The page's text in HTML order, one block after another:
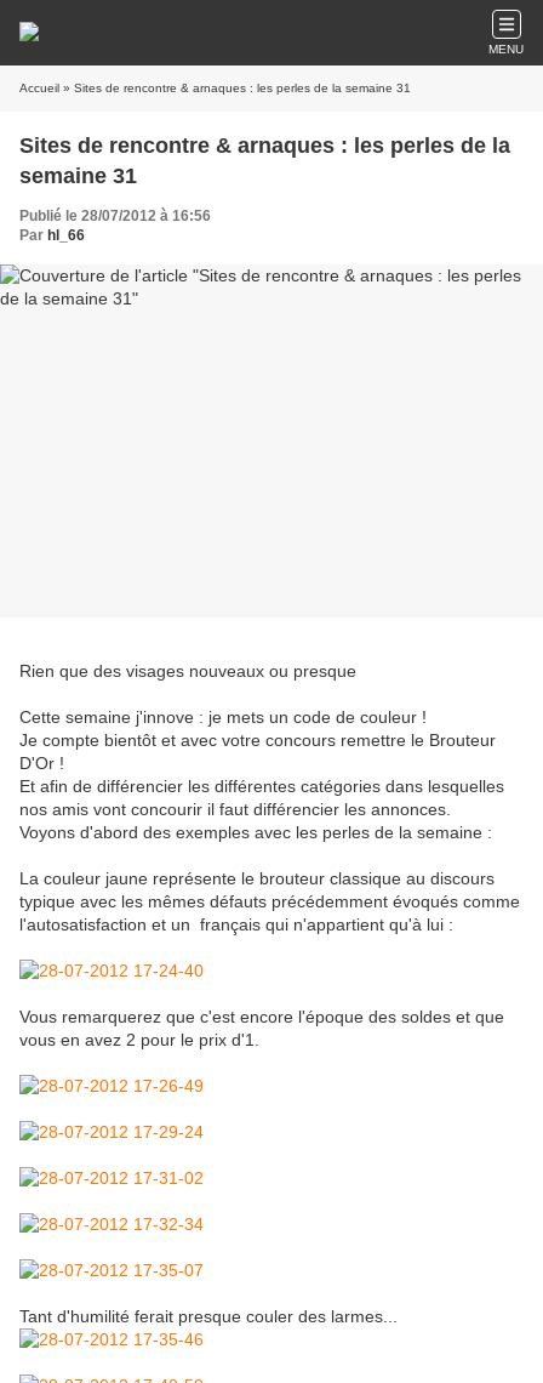
MENU
Accueil » Sites de rencontre & arnaques : les perles de la semaine 31
Sites de rencontre & arnaques : les perles de la
semaine 31
Publié le 28/07/2012 à 16:56
Par hl_66
Rien que des visages nouveaux ou presque
Cette semaine j'innove : je mets un code de couleur !
Je compte bientôt et avec votre concours remettre le Brouteur
D'Or !
Et afin de différencier les différentes catégories dans lesquelles
nos amis vont concourir il faut différencier les annonces.
Voyons d'abord des exemples avec les perles de la semaine :
La couleur jaune représente le brouteur classique au discours
typique avec les mêmes défauts précédemment évoqués comme
l'autosatisfaction et un français qui n'appartient qu'à lui :
Vous remarquerez que c'est encore l'époque des soldes et que
vous en avez 2 pour le prix d'1.
Tant d'humilité ferait presque couler des larmes...